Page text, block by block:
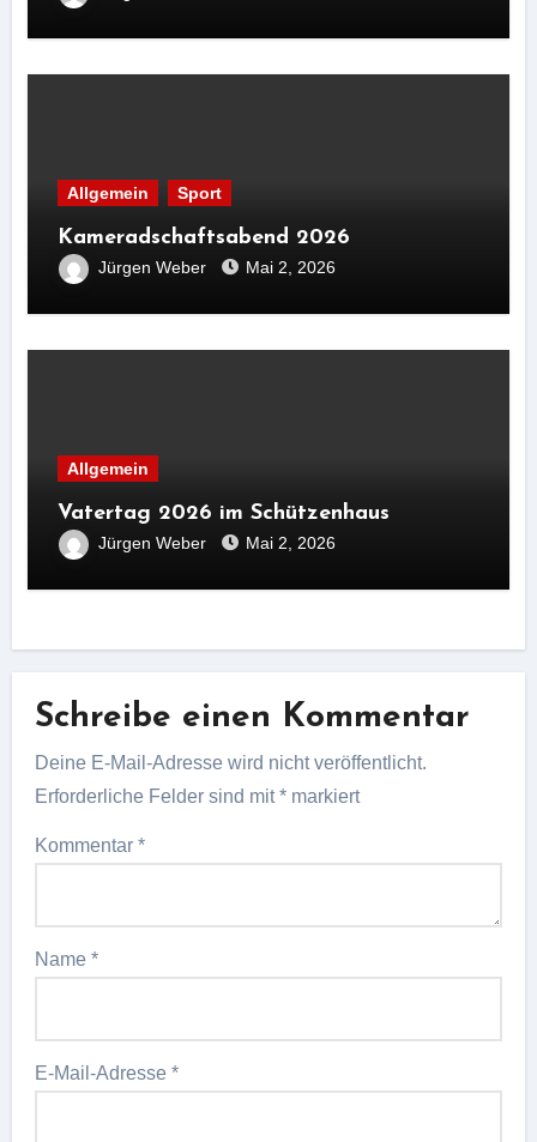
Allgemein Sport
Kameradschaftsabend 2026
Jürgen Weber Mai 2, 2026
Allgemein
Vatertag 2026 im Schützenhaus
Jürgen Weber Mai 2, 2026
Schreibe einen Kommentar
Deine E-Mail-Adresse wird nicht veröffentlicht.
Erforderliche Felder sind mit* markiert
Kommentar*
Name*
E-Mail-Adresse*